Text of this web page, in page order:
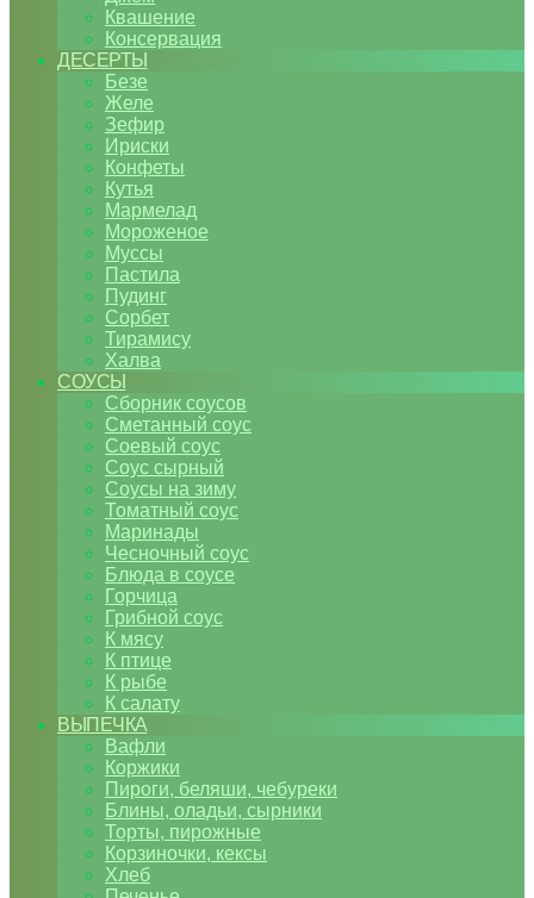
Квашение
Консервация
ДЕСЕРТЫ
Безе
Желе
Зефир
Ириски
Конфеты
Кутья
Мармелад
Мороженое
Муссы
Пастила
Пудинг
Сорбет
Тирамису
Халва
СОУСЫ
Сборник соусов
Сметанный соус
Соевый соус
Соус сырный
Соусы на зиму
Томатный соус
Маринады
Чесночный соус
Блюда в соусе
Горчица
Грибной соус
К мясу
К птице
К рыбе
К салату
ВЫПЕЧКА
Вафли
Коржики
Пироги, беляши, чебуреки
Блины, оладьи, сырники
Торты, пирожные
Корзиночки, кексы
Хлеб